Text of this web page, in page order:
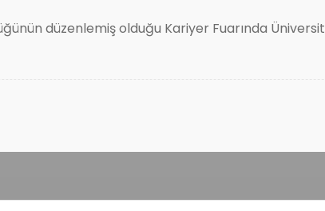
düzenlemiş olduğu Kariyer Fuarında